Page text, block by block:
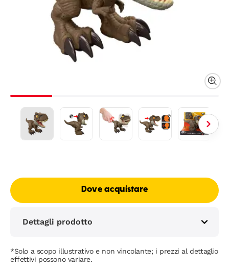
Dove acquistare
Dettagli prodotto
*Solo a scopo illustrativo e non vincolante; i prezzi al dettaglio
effettivi possono variare.